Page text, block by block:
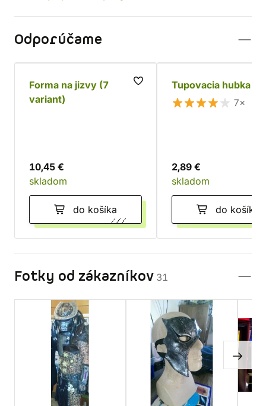
Odporúčame
Forma na jizvy (7
variant)
10,45 €
skladom
do košíka
Tupovacia hubka
7×
2,89 €
skladom
do košíka
Fotky od zákazníkov 31